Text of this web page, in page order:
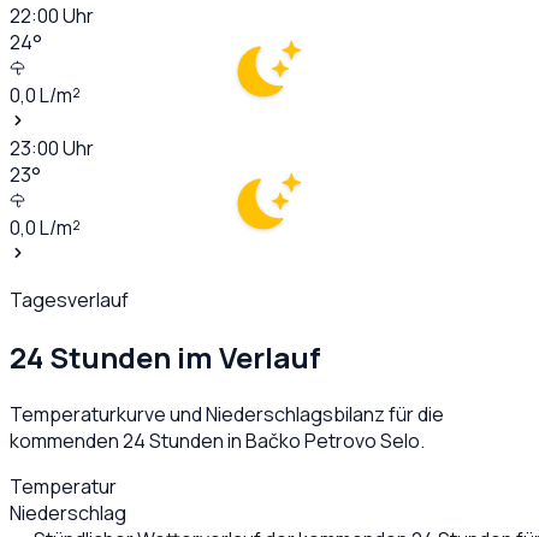
22:00Uhr
24°
0,0L/m²
23:00Uhr
23°
0,0L/m²
Tagesverlauf
24 Stunden im Verlauf
Temperaturkurve und Niederschlagsbilanz für die
kommenden 24 Stunden inBačko Petrovo Selo.
Temperatur
Niederschlag